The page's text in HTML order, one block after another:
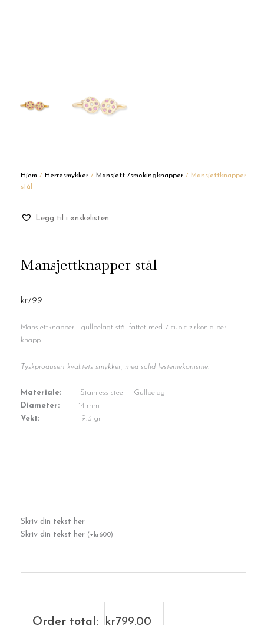
Hjem / Herresmykker / Mansjett-/smokingknapper / Mansjettknapper
stål
Legg til i ønskelisten
Mansjettknapper stål
kr799
Mansjettknapper i gullbelagt stål fattet med 7 cubic zirkonia per
knapp.
Tyskprodusert kvalitets smykker, med solid festemekanisme.
Materiale: Stainless steel – Gullbelagt
Diameter: 14 mm
Vekt:
9,3 gr
Skriv din tekst her
Skriv din tekst her (+ kr600)
Order total: kr799.00
stål
antall